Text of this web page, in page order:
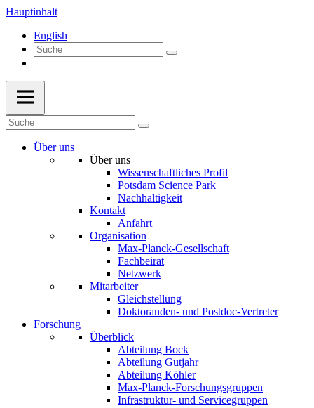
Hauptinhalt
English
Über uns
Über uns
Wissenschaftliches Profil
Potsdam Science Park
Nachhaltigkeit
Kontakt
Anfahrt
Organisation
Max-Planck-Gesellschaft
Fachbeirat
Netzwerk
Mitarbeiter
Gleichstellung
Doktoranden- und Postdoc-Vertreter
Forschung
Überblick
Abteilung Bock
Abteilung Gutjahr
Abteilung Köhler
Max-Planck-Forschungsgruppen
Infrastruktur- und Servicegruppen